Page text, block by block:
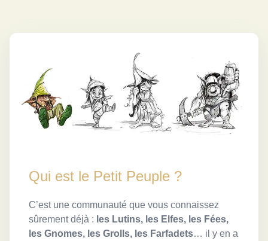
Qui est le Petit Peuple ?
C’est une communauté que vous connaissez
sûrement déjà : les Lutins, les Elfes, les Fées,
les Gnomes, les Grolls, les Farfadets… il y en a